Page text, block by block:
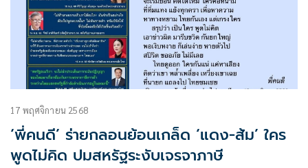
17 พฤศจิกายน 2568
‘พี่คนดี’ ร่ายกลอนย้อนเกล็ด ‘แดง-ส้ม’ ใคร
พูดไม่คิด ปมสหรัฐระงับเจรจาภาษี